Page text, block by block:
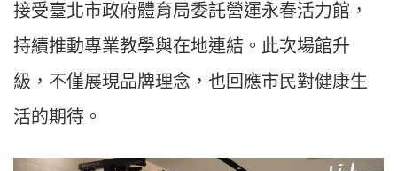
接受臺北市政府體育局委託營運永春活力館，
持續推動專業教學與在地連結。此次場館升
級，不僅展現品牌理念，也回應市民對健康生
活的期待。